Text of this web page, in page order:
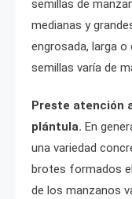
semillas de
medianas y
engrosada, larga
semillas varía de
Preste atención
plántula. En
una variedad
brotes formados
de los manzanos